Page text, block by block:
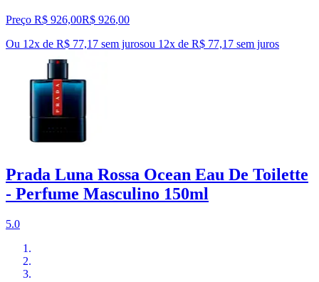
Preço R$ 926,00R$ 926,00
Ou 12x de R$ 77,17 sem jurosou 12x de R$ 77,17 sem juros
Prada Luna Rossa Ocean Eau De Toilette
- Perfume Masculino 150ml
5.0